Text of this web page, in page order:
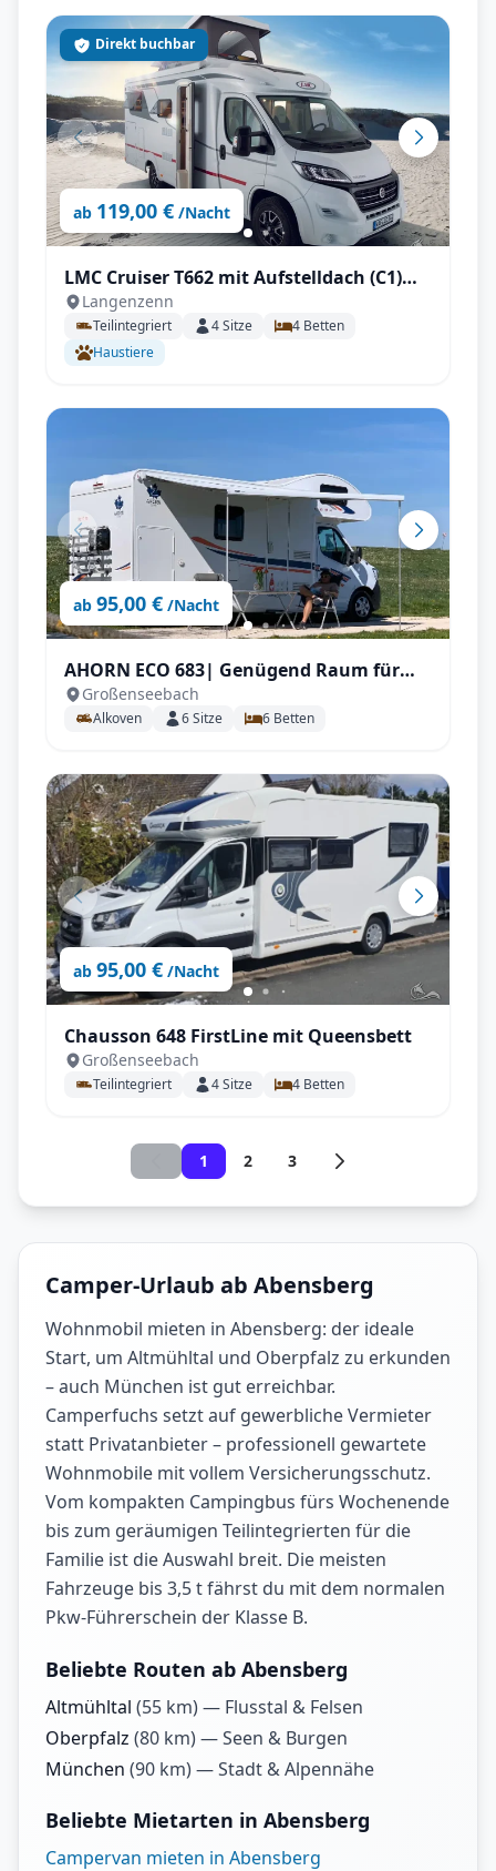
ab 119,00 € /Nacht
Direkt buchbar
LMC Cruiser T662 mit Aufstelldach (C1)
mit Fahrradträger, SAT & TV, Zubehör
uvm.
Langenzenn
Teilintegriert 4Sitze 4 Betten
Haustiere
ab 95,00 € /Nacht
AHORN ECO 683| Genügend Raum für
Familien mit Klima etc.
Großenseebach
Alkoven 6Sitze 6 Betten
ab 95,00 € /Nacht
Chausson 648 FirstLine mit Queensbett
Großenseebach
Teilintegriert 4Sitze 4 Betten
1 2 3
Camper-Urlaub ab Abensberg
Wohnmobil mieten in Abensberg: der ideale
Start, um Altmühltal und Oberpfalz zu erkunden
– auch München ist gut erreichbar.
Camperfuchs setzt auf gewerbliche Vermieter
statt Privatanbieter – professionell gewartete
Wohnmobile mit vollem Versicherungsschutz.
Vom kompakten Campingbus fürs Wochenende
bis zum geräumigen Teilintegrierten für die
Familie ist die Auswahl breit. Die meisten
Fahrzeuge bis 3,5 t fährst du mit dem normalen
Pkw-Führerschein der Klasse B.
Beliebte Routen ab Abensberg
Altmühltal (55 km) — Flusstal & Felsen
Oberpfalz (80 km) —Seen & Burgen
München (90 km) —Stadt & Alpennähe
Beliebte Mietarten in Abensberg
Campervan mieten in Abensberg